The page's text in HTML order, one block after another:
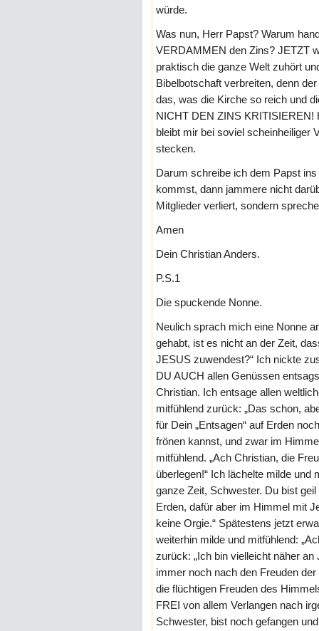
würde.
Was nun, Herr Papst? Warum
VERDAMMEN den Zins? JETZT
praktisch die ganze Welt zuhört
Bibelbotschaft verbreiten, denn
das, was die Kirche so reich und
NICHT DEN ZINS KRITISIEREN!
bleibt mir bei soviel scheinheiliger
stecken.
Darum schreibe ich dem Papst
kommst, dann jammere nicht
Mitglieder verliert, sondern
Amen
Dein Christian Anders.
P.S.1
Die spuckende Nonne.
Neulich sprach mich eine Nonne
gehabt, ist es nicht an der Zeit,
JESUS zuwendest?“ Ich nickte
DU AUCH allen Genüssen
Christian. Ich entsage allen
mitfühlend zurück: „Das schon,
für Dein „Entsagen“ auf Erden
frönen kannst, und zwar im
mitfühlend. „Ach Christian, die
überlegen!“ Ich lächelte milde und
ganze Zeit, Schwester. Du bist
Erden, dafür aber im Himmel mit
keine Orgie.“ Spätestens jetzt
weiterhin milde und mitfühlend:
zurück: „Ich bin vielleicht näher
immer noch nach den Freuden
die flüchtigen Freuden des
FREI von allem Verlangen nach
Schwester, bist noch gefangen